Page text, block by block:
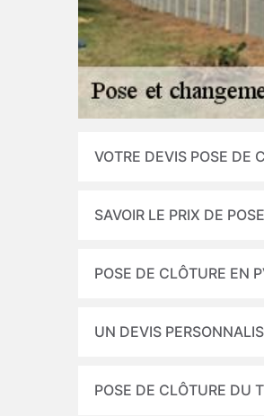
VOTRE DEVIS POSE DE
SAVOIR LE PRIX DE
POSE DE CLÔTURE EN
UN DEVIS
POSE DE CLÔTURE DU